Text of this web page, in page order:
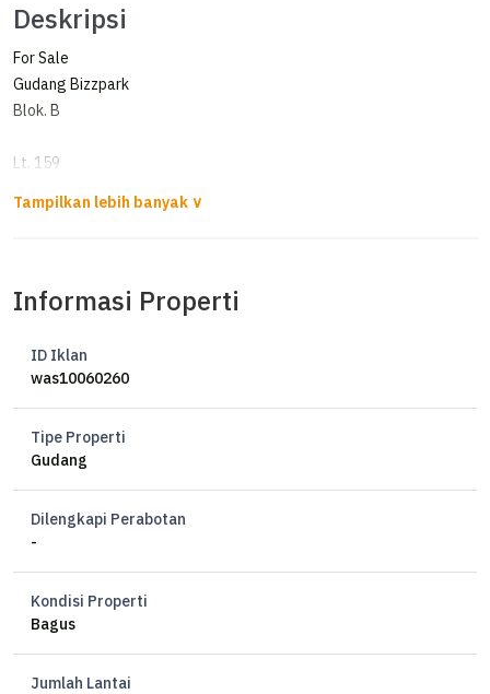
Deskripsi
For Sale
Gudang Bizzpark
Blok. B
Lt. 159
Km. 1
Air Jetpump
Hadap Selatan
Informasi Properti
ID Iklan
was10060260
Tipe Properti
Gudang
Dilengkapi Perabotan
-
Kondisi Properti
Bagus
Jumlah Lantai